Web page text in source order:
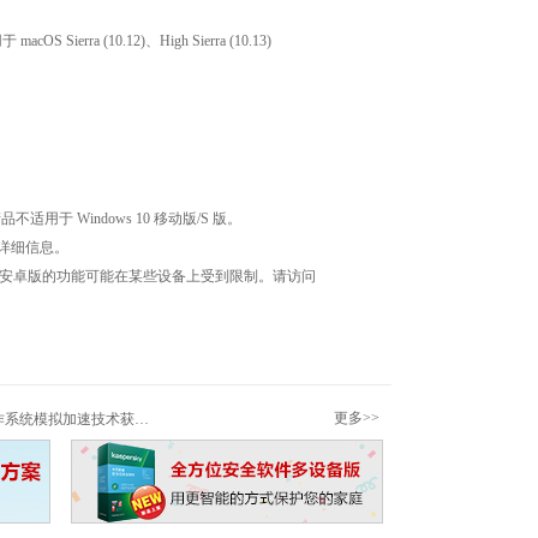
macOS Sierra (10.12)、High Sierra (10.13)
适用于 Windows 10 移动版/S 版。
细信息。
卓版的功能可能在某些设备上受到限制。请访问
统模拟加速技术获专利 更多>>